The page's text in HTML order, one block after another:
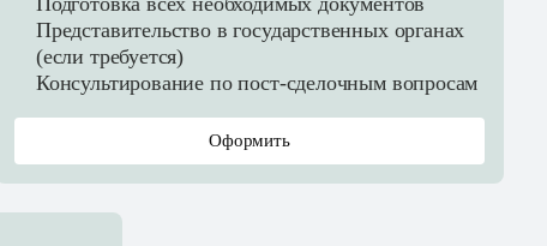
Представительство в государственных органах
(если требуется)
Консультирование по пост-сделочным вопросам
Оформить